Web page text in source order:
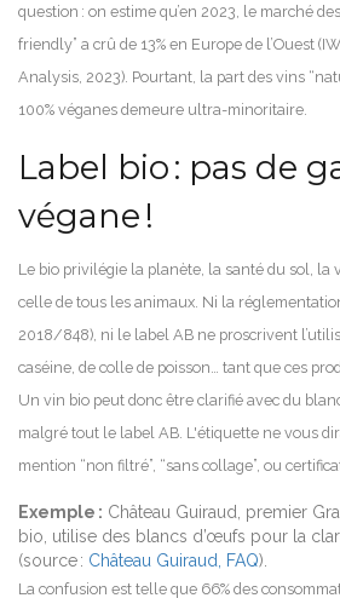
question : on estime qu’en 2023, le marché
friendly” a crû de 13% en Europe de l’Ouest
Analysis, 2023). Pourtant, la part des vins
100% véganes demeure ultra-minoritaire.
Label bio : pas de
végane !
Le bio privilégie la planète, la santé du sol, la
celle de tous les animaux. Ni la
2018/848), ni le label AB ne proscrivent
caséine, de colle de poisson… tant que ces
Un vin bio peut donc être clarifié avec du
malgré tout le label AB. L'étiquette ne vous
mention “non filtré”, “sans collage”, ou
Exemple : Château Guiraud, premier
bio, utilise des blancs d’œufs pour la
(source : Château Guiraud, FAQ).
La confusion est telle que 66% des